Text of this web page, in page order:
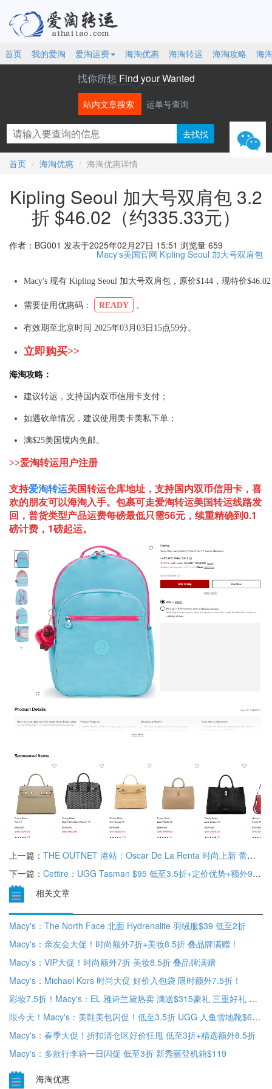
首页 我的爱淘 爱淘运费 海淘优惠 海淘转运 海淘攻略 海
找你所想 Find your Wanted
站内文章搜索 运单号查询
首页 海淘优惠 海淘优惠详情
Kipling Seoul 加大号双肩包 3.2
折 $46.02（约335.33元）
作者：BG001 发表于2025年02月27日 15:51 浏览量 659
Macy's美国官网 Kipling Seoul 加大号双肩包
Macy's 现有 Kipling Seoul 加大号双肩包，原价$144，现特价
需要使用优惠码： READY 。
有效期至北京时间 2025年03月03日15点59分。
立即购买>>
海淘攻略：
建议转运，支持国内双币信用卡支付；
如遇砍单情况，建议使用美卡美私下单；
满$25美国境内免邮。
>>爱淘转运用户注册
支持爱淘转运美国转运仓库地址，支持国内双币信用卡，喜
欢的朋友可以海淘入手。包裹可走爱淘转运美国转运线路发
回，普货类型产品运费每磅最低只需56元，续重精确到0.1
磅计费，1磅起运。
上一篇： THE OUTNET 港站：Oscar De La Renta 时尚上新 蕾丝天鹅绒直筒裤HK$6567 低至3折
下一篇： Cettire：UGG Tasman $95 低至3.5折+定价优势+额外9.5折
相关文章
Macy's：The North Face 北面 Hydrenalite 羽绒服$39 低至2折
Macy's：亲友会大促！时尚额外7折+美妆8.5折 叠品牌满赠！
Macy's：VIP大促！时尚额外7折 美妆8.5折 叠品牌满赠
Macy's：Michael Kors 时尚大促 好价入包袋 限时额外7.5折！
彩妆7.5折！Macy's：EL 雅诗兰黛热卖 满送$315豪礼 三重好礼 含正装
限今天！Macy's：美鞋美包闪促！低至3.5折 UGG 人鱼雪地靴$68！
Macy's：春季大促！折扣清仓区好价狂甩 低至3折+精选额外8.5折
Macy's：多款行李箱一日闪促 低至3折 新秀丽登机箱$119
海淘优惠